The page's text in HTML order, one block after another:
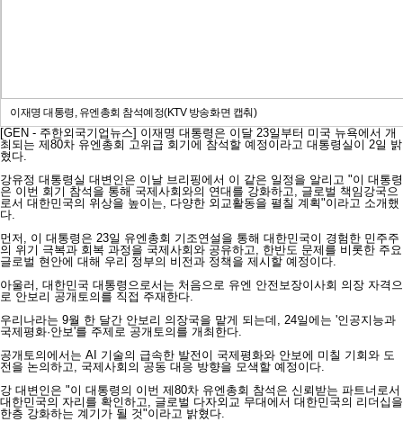
이재명 대통령, 유엔총회 참석예정(KTV 방송화면 캡춰)
[GEN - 주한외국기업뉴스] 이재명 대통령은 이달 23일부터 미국 뉴욕에서 개
최되는 제80차 유엔총회 고위급 회기에 참석할 예정이라고 대통령실이 2일 밝
혔다.
강유정 대통령실 대변인은 이날 브리핑에서 이 같은 일정을 알리고 "이 대통령
은 이번 회기 참석을 통해 국제사회와의 연대를 강화하고, 글로벌 책임강국으
로서 대한민국의 위상을 높이는, 다양한 외교활동을 펼칠 계획"이라고 소개했
다.
먼저, 이 대통령은 23일 유엔총회 기조연설을 통해 대한민국이 경험한 민주주
의 위기 극복과 회복 과정을 국제사회와 공유하고, 한반도 문제를 비롯한 주요
글로벌 현안에 대해 우리 정부의 비전과 정책을 제시할 예정이다.
아울러, 대한민국 대통령으로서는 처음으로 유엔 안전보장이사회 의장 자격으
로 안보리 공개토의를 직접 주재한다.
우리나라는 9월 한 달간 안보리 의장국을 맡게 되는데, 24일에는 '인공지능과
국제평화·안보'를 주제로 공개토의를 개최한다.
공개토의에서는 AI 기술의 급속한 발전이 국제평화와 안보에 미칠 기회와 도
전을 논의하고, 국제사회의 공동 대응 방향을 모색할 예정이다.
강 대변인은 "이 대통령의 이번 제80차 유엔총회 참석은 신뢰받는 파트너로서
대한민국의 자리를 확인하고, 글로벌 다자외교 무대에서 대한민국의 리더십을
한층 강화하는 계기가 될 것"이라고 밝혔다.